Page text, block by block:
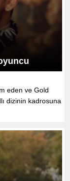
eden ve Gold
dizinin kadrosuna